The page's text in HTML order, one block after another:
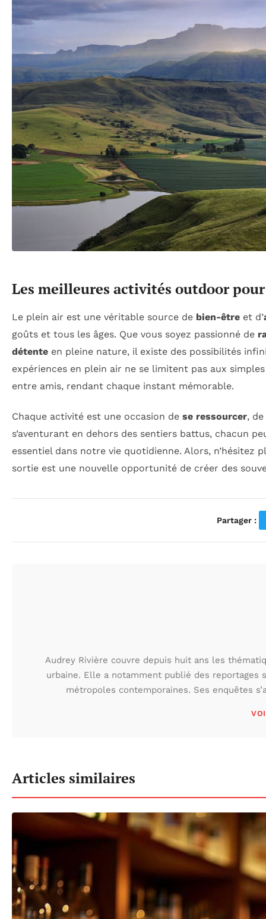
Les meilleures activités outdoor
Le plein air est une véritable source de bien-être et d’
goûts et tous les âges. Que vous soyez passionné de
détente en pleine nature, il existe des possibilités
expériences en plein air ne se limitent pas aux
entre amis, rendant chaque instant mémorable.
Chaque activité est une occasion de se ressourcer,
s’aventurant en dehors des sentiers battus, chacun
essentiel dans notre vie quotidienne. Alors, n’hésitez
sortie est une nouvelle opportunité de créer des
Partager :
Audrey Rivière couvre depuis huit ans les
urbaine. Elle a notamment publié des
métropoles contemporaines. Ses enquêtes
Articles similaires